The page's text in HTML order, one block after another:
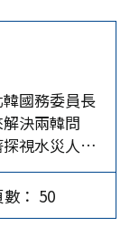
統選舉視為
麼要以尖銳
兩位美國總
華政策 該
1/20-
2024/7）的
動描述是詳
感到不滿
國務委員長
決兩韓問
視水災人民
8月15日是韓
中排名第一
國旗，並且
數： 50